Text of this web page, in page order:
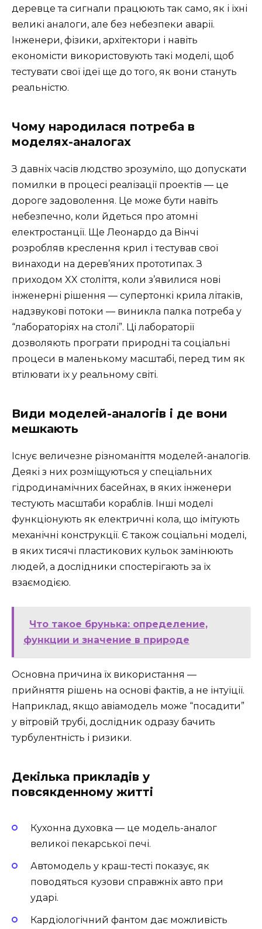
деревце та сигнали працюють так само, як і їхні
великі аналоги, але без небезпеки аварії.
Інженери, фізики, архітектори і навіть
економісти використовують такі моделі, щоб
тестувати свої ідеї ще до того, як вони стануть
реальністю.
Чому народилася потреба в
моделях-аналогах
З давніх часів людство зрозуміло, що допускати
помилки в процесі реалізації проектів — це
дороге задоволення. Це може бути навіть
небезпечно, коли йдеться про атомні
електростанції. Ще Леонардо да Вінчі
розробляв креслення крил і тестував свої
винаходи на дерев’яних прототипах. З
приходом XX століття, коли з’явилися нові
інженерні рішення — супертонкі крила літаків,
надзвукові потоки — виникла палка потреба у
“лабораторіях на столі”. Ці лабораторії
дозволяють програти природні та соціальні
процеси в маленькому масштабі, перед тим як
втілювати їх у реальному світі.
Види моделей-аналогів і де вони
мешкають
Існує величезне різноманіття моделей-аналогів.
Деякі з них розміщуються у спеціальних
гідродинамічних басейнах, в яких інженери
тестують масштаби кораблів. Інші моделі
функціонують як електричні кола, що імітують
механічні конструкції. Є також соціальні моделі,
в яких тисячі пластикових кульок замінюють
людей, а дослідники спостерігають за їх
взаємодією.
Что такое брунька: определение,
функции и значение в природе
Основна причина їх використання —
прийняття рішень на основі фактів, а не інтуїції.
Наприклад, якщо авіамодель може “посадити”
у вітровій трубі, дослідник одразу бачить
турбулентність і ризики.
Декілька прикладів у
повсякденному житті
Кухонна духовка — це модель-аналог
великої пекарської печі.
Автомодель у краш-тесті показує, як
поводяться кузови справжніх авто при
ударі.
Кардіологічний фантом дає можливість